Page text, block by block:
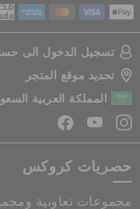
تسجيل الدخول الى
تحديد موقع المتجر
المملكة العربية
حصريات كروكس
مجموعات تعاونية